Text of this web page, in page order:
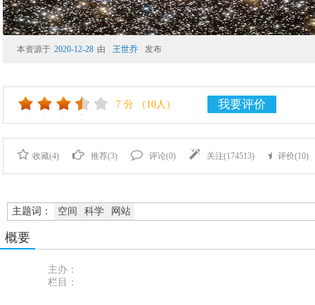
本资源于 2020-12-28 由 王世乔 发布
7 分 （10人） 我要评价
收藏(4) 推荐(3) 评论(0) 关注(174513) 评价(10)
主题词： 空间 科学 网站
概要
主办：
栏目：